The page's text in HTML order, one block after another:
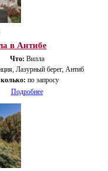
в Антибе
Что: Вилла
Лазурный берег, Антиб
по запросу
Подробнее